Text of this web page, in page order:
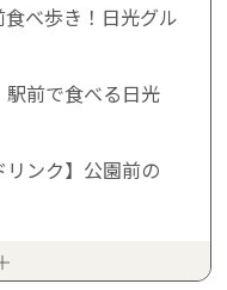
べ歩き！日光グル
駅前で食べる日光
ンク】公園前の